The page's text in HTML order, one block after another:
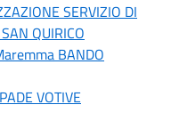
SERVIZIO DI
QUIRICO
BANDO
VOTIVE